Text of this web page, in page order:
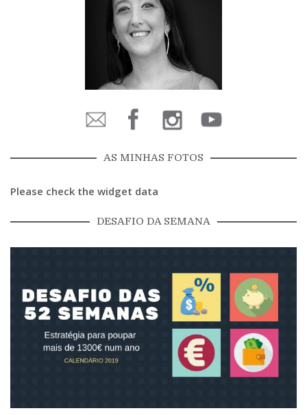
AS MINHAS FOTOS
Please check the widget data
DESAFIO DA SEMANA